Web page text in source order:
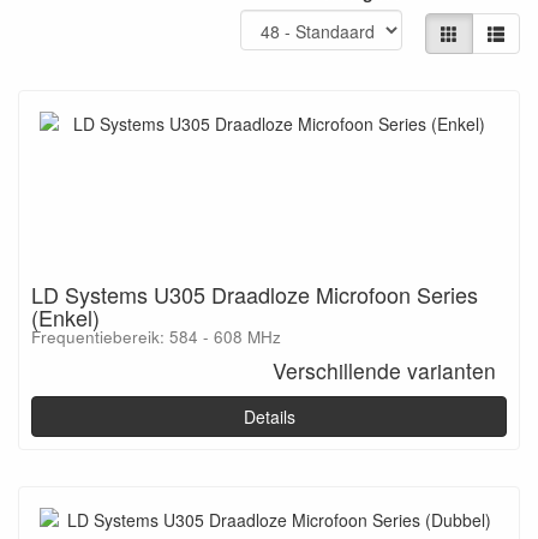
LD Systems U305 Draadloze Microfoon Series
(Enkel)
Frequentiebereik: 584 - 608 MHz
Verschillende varianten
Details